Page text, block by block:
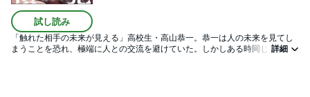
試し読み
「触れた相手の未来が見える」高校生・高山恭一。恭一は人の未来を見てし
まうことを恐れ、極端に人との交流を避けていた。しかしある時同じクラス
詳細